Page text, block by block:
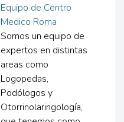
Equipo de Centro
Medico Roma
Somos un equipo de
expertos en distintas
areas como
Logopedas,
Podólogos y
Otorrinolaringología,